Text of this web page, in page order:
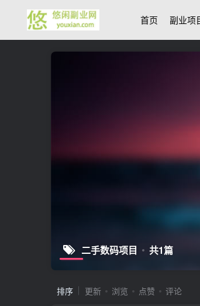
首页 副业项
二手数码项目 共1篇
排序 更新 浏览 点赞 评论